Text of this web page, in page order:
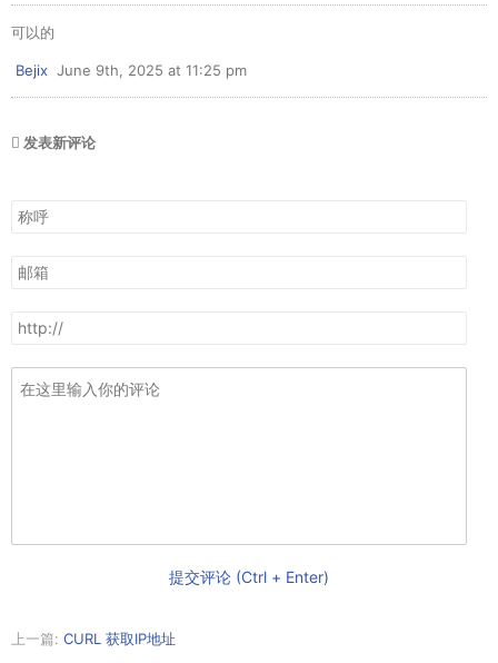
可以的
Bejix June 9th, 2025 at 11:25 pm
发表新评论
提交评论 (Ctrl + Enter)
上一篇: CURL 获取IP地址